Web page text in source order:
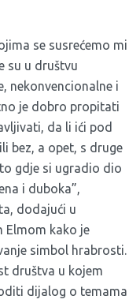
se susrećemo mi
su u društvu
nekonvencionalne i
je dobro propitati
da li ići pod
bez, a opet, s druge
gdje si ugradio dio
i duboka”,
dodajući u
Elmom kako je
simbol hrabrosti.
društva u kojem
dijalog o temama